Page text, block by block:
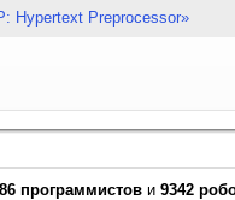
Hypertext Preprocessor»
программистов и 9342